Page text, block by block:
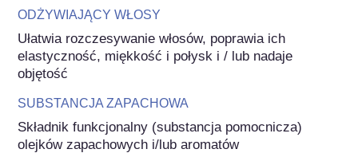
ODŻYWIAJĄCY WŁOSY
Ułatwia rozczesywanie włosów, poprawia ich
elastyczność, miękkość i połysk i / lub nadaje
objętość
SUBSTANCJA ZAPACHOWA
Składnik funkcjonalny (substancja pomocnicza)
olejków zapachowych i/lub aromatów